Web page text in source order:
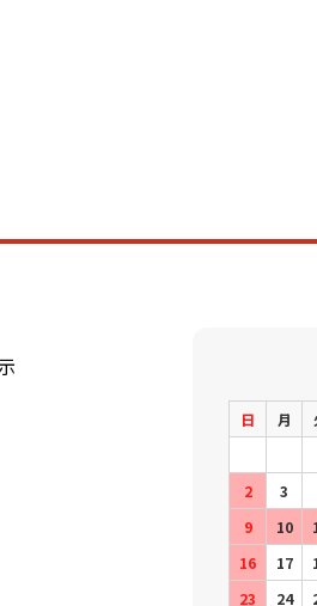
日 月
2 3
9
10
16
17
23
24